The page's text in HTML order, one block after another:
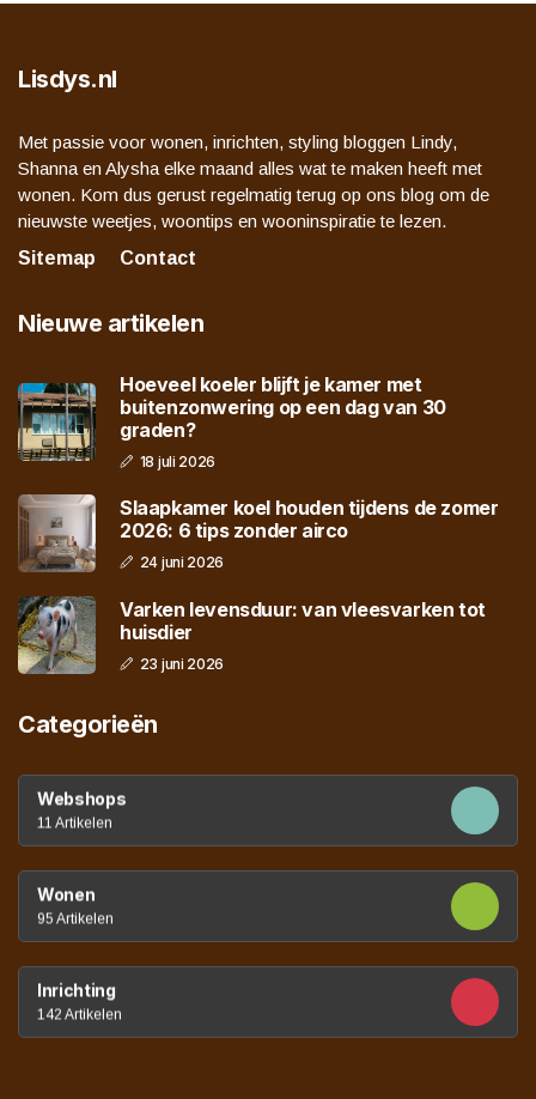
Lisdys.nl
Met passie voor wonen, inrichten, styling bloggen Lindy,
Shanna en Alysha elke maand alles wat te maken heeft met
wonen. Kom dus gerust regelmatig terug op ons blog om de
nieuwste weetjes, woontips en wooninspiratie te lezen.
Sitemap
Contact
Nieuwe artikelen
Hoeveel koeler blijft je kamer met
buitenzonwering op een dag van 30
graden?
18 juli 2026
Slaapkamer koel houden tijdens de zomer
2026: 6 tips zonder airco
24 juni 2026
Varken levensduur: van vleesvarken tot
huisdier
23 juni 2026
Categorieën
Webshops
11 Artikelen
Wonen
95 Artikelen
Inrichting
142 Artikelen